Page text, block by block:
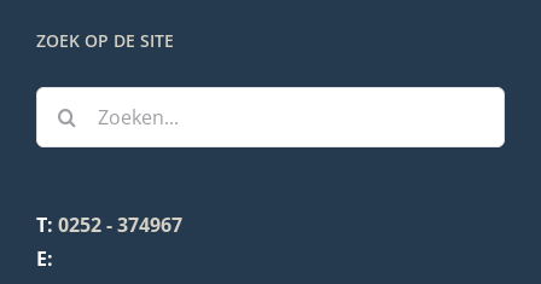
ZOEK OP DE SITE
Zoeken
naar:
T: 0252 - 374967
E: